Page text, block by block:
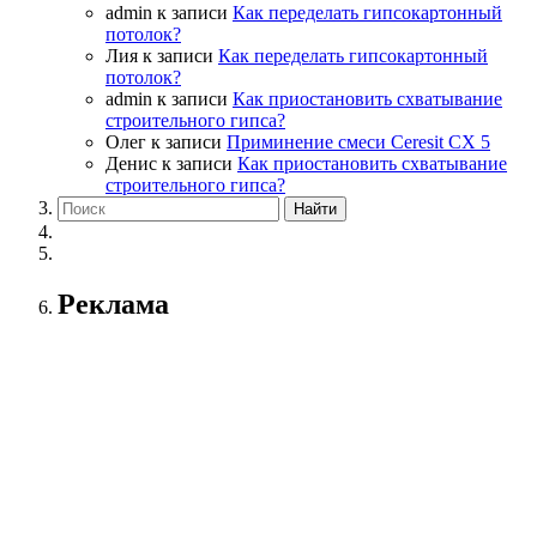
admin к записи Как переделать гипсокартонный
потолок?
Лия к записи Как переделать гипсокартонный
потолок?
admin к записи Как приостановить схватывание
строительного гипса?
Олег к записи Приминение смеси Ceresit СХ 5
Денис к записи Как приостановить схватывание
строительного гипса?
Реклама